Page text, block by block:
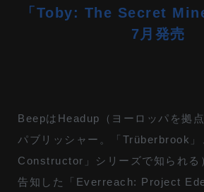
「Toby: The Secret
7月発売
BeepはHeadup（ヨーロッパを拠
パブリッシャー。「Trüberbrook
Constructor」シリーズで知られる
告知した「Everreach: Project